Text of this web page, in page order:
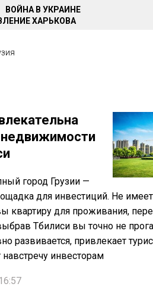
ВОЙНА В УКРАИНЕ
ХАРЬКОВА
недвижимости
город Грузии —
для инвестиций. Не
квартиру для проживания,
Тбилиси вы точно не
развивается, привлекает
навстречу инвесторам